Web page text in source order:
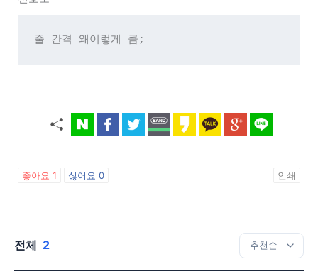
줄 간격 왜이렇게 큼;
좋아요 1 싫어요 0 인쇄
전체 2